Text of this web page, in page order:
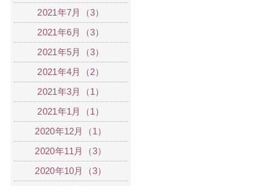
2021年7月（3）
2021年6月（3）
2021年5月（3）
2021年4月（2）
2021年3月（1）
2021年1月（1）
2020年12月（1）
2020年11月（3）
2020年10月（3）